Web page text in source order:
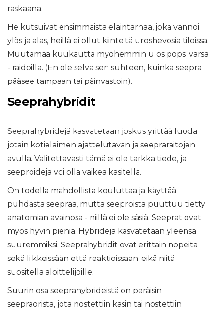
raskaana.
He kutsuivat ensimmäistä eläintarhaa, joka vannoi
ylös ja alas, heillä ei ollut kiinteitä uroshevosia tiloissa.
Muutamaa kuukautta myöhemmin ulos popsi varsa
- raidoilla. (En ole selvä sen suhteen, kuinka seepra
pääsee tampaan tai päinvastoin).
Seeprahybridit
Seeprahybridejä kasvatetaan joskus yrittää luoda
jotain kotieläimen ajattelutavan ja seepraraitojen
avulla. Valitettavasti tämä ei ole tarkka tiede, ja
seeproideja voi olla vaikea käsitellä.
On todella mahdollista kouluttaa ja käyttää
puhdasta seepraa, mutta seeproista puuttuu tietty
anatomian avainosa - niillä ei ole säsiä. Seeprat ovat
myös hyvin pieniä. Hybridejä kasvatetaan yleensä
suuremmiksi. Seeprahybridit ovat erittäin nopeita
sekä liikkeissään että reaktioissaan, eikä niitä
suositella aloittelijoille.
Suurin osa seeprahybrideistä on peräisin
seepraorista, jota nostettiin käsin tai nostettiin